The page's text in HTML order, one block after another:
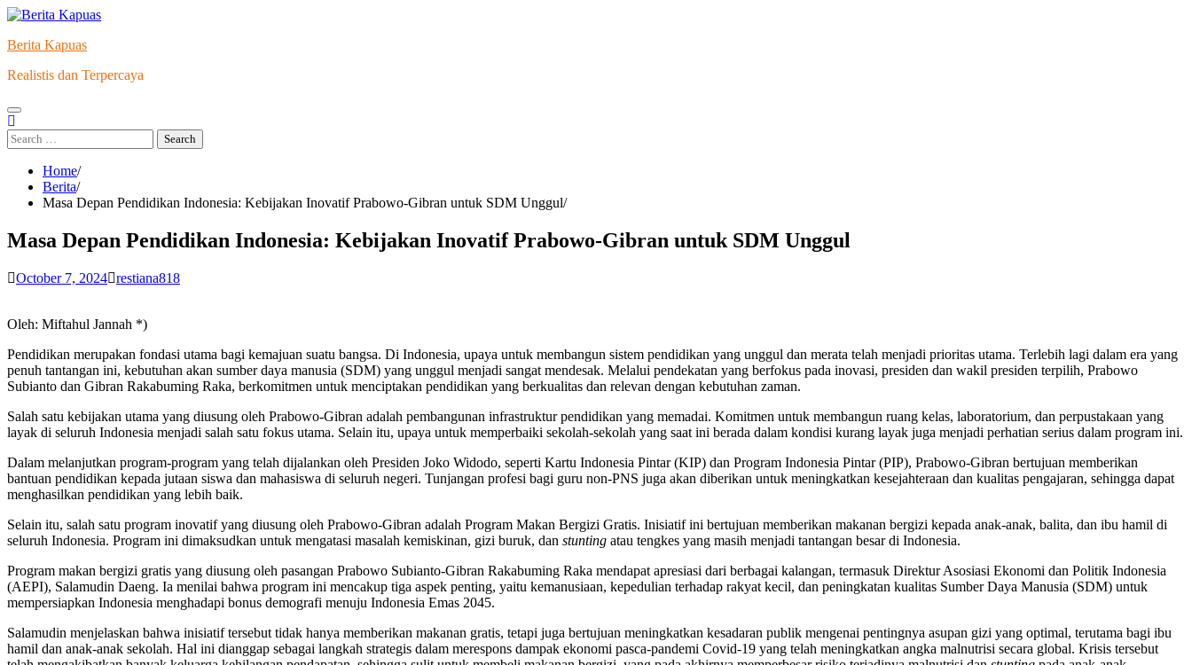
Skip
content
Berita Kapuas
Realistis dan Terpercaya
Search
for:
Home
Berita
Masa Depan Pendidikan Indonesia: Kebijakan Inovatif Prabowo-Gibran untuk SDM Unggul
Masa Depan Pendidikan Indonesia: Kebijakan Inovatif Prabowo-Gibran untuk SDM Unggul
October 7, 2024 restiana818
Oleh: Miftahul Jannah *)
Pendidikan merupakan fondasi utama bagi kemajuan suatu bangsa. Di Indonesia, upaya untuk membangun sistem pendidikan yang unggul dan merata telah menjadi prioritas utama. Terlebih lagi dalam era yang
penuh tantangan ini, kebutuhan akan sumber daya manusia (SDM) yang unggul menjadi sangat mendesak. Melalui pendekatan yang berfokus pada inovasi, presiden dan wakil presiden terpilih, Prabowo
Subianto dan Gibran Rakabuming Raka, berkomitmen untuk menciptakan pendidikan yang berkualitas dan relevan dengan kebutuhan zaman.
Salah satu kebijakan utama yang diusung oleh Prabowo-Gibran adalah pembangunan infrastruktur pendidikan yang memadai. Komitmen untuk membangun ruang kelas, laboratorium, dan perpustakaan yang
layak di seluruh Indonesia menjadi salah satu fokus utama. Selain itu, upaya untuk memperbaiki sekolah-sekolah yang saat ini berada dalam kondisi kurang layak juga menjadi perhatian serius dalam program ini.
Dalam melanjutkan program-program yang telah dijalankan oleh Presiden Joko Widodo, seperti Kartu Indonesia Pintar (KIP) dan Program Indonesia Pintar (PIP), Prabowo-Gibran bertujuan memberikan
bantuan pendidikan kepada jutaan siswa dan mahasiswa di seluruh negeri. Tunjangan profesi bagi guru non-PNS juga akan diberikan untuk meningkatkan kesejahteraan dan kualitas pengajaran, sehingga dapat
menghasilkan pendidikan yang lebih baik.
Selain itu, salah satu program inovatif yang diusung oleh Prabowo-Gibran adalah Program Makan Bergizi Gratis. Inisiatif ini bertujuan memberikan makanan bergizi kepada anak-anak, balita, dan ibu hamil di
seluruh Indonesia. Program ini dimaksudkan untuk mengatasi masalah kemiskinan, gizi buruk, dan stunting atau tengkes yang masih menjadi tantangan besar di Indonesia.
Program makan bergizi gratis yang diusung oleh pasangan Prabowo Subianto-Gibran Rakabuming Raka mendapat apresiasi dari berbagai kalangan, termasuk Direktur Asosiasi Ekonomi dan Politik Indonesia
(AEPI), Salamudin Daeng. Ia menilai bahwa program ini mencakup tiga aspek penting, yaitu kemanusiaan, kepedulian terhadap rakyat kecil, dan peningkatan kualitas Sumber Daya Manusia (SDM) untuk
mempersiapkan Indonesia menghadapi bonus demografi menuju Indonesia Emas 2045.
Salamudin menjelaskan bahwa inisiatif tersebut tidak hanya memberikan makanan gratis, tetapi juga bertujuan meningkatkan kesadaran publik mengenai pentingnya asupan gizi yang optimal, terutama bagi ibu
hamil dan anak-anak sekolah. Hal ini dianggap sebagai langkah strategis dalam merespons dampak ekonomi pasca-pandemi Covid-19 yang telah meningkatkan angka malnutrisi secara global. Krisis tersebut